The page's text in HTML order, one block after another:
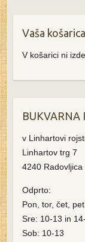
Vaša
V košarici ni
BUKVARNA
v Linhartovi
Linhartov trg 7
4240 Radovljica
Odprto:
Pon, tor, čet,
Sre: 10-13 in
Sob: 10-13